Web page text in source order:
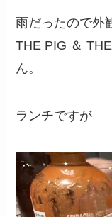
雨だったので外
THE PIG ＆
ん。
ランチですが